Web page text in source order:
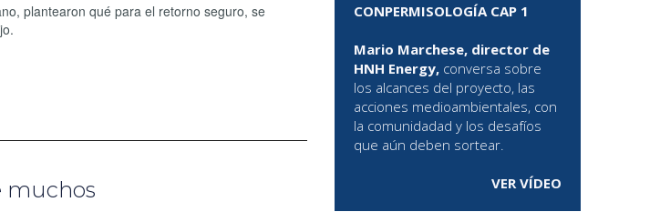
plantearon qué para el retorno seguro, se
muchos
CONPERMISOLOGÍA CAP 1
Mario Marchese, director de
HNH Energy, conversa sobre
los alcances del proyecto, las
acciones medioambientales, con
la comunidadad y los desafíos
que aún deben sortear.
VER VÍDEO